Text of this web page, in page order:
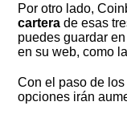
Por otro lado,
cartera de esas
puedes guardar
en su web, como
Con el paso de
opciones irán